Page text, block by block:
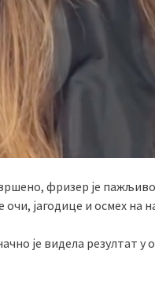
фризер је
јагодице и осмех на
је видела резултат у